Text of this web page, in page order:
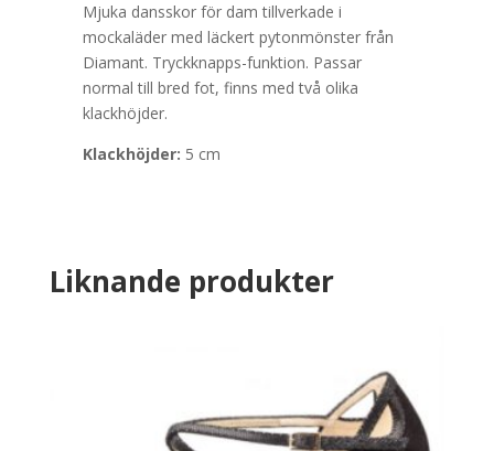
Mjuka dansskor för dam tillverkade i
mockaläder med läckert pytonmönster från
Diamant. Tryckknapps-funktion. Passar
normal till bred fot, finns med två olika
klackhöjder.
Klackhöjder: 5 cm
Liknande produkter